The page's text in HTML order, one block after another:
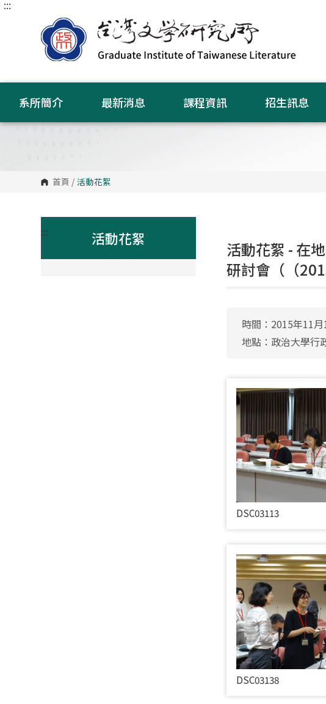
跳
:::
系所簡介 最新消息 課程資訊 招生訊息
首頁 / 活動花絮
活動花絮
:::
活動花絮 - 在
研討會（（
時間：2015年11月
地點：政治大學行
DSC03113
DSC03138